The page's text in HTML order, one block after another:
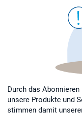
Durch das
unsere Produkte und
stimmen damit